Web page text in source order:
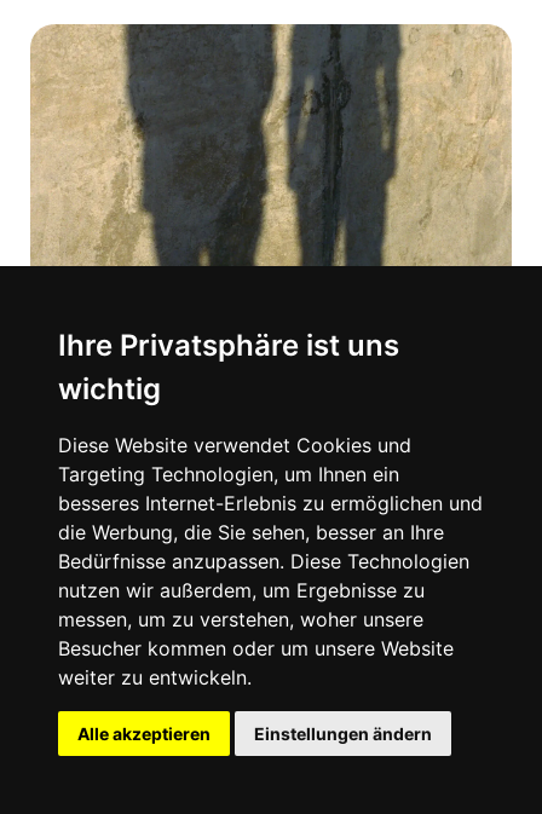
Ihre Privatsphäre ist uns
wichtig
Diese Website verwendet Cookies und
Targeting Technologien, um Ihnen ein
besseres Internet-Erlebnis zu ermöglichen und
die Werbung, die Sie sehen, besser an Ihre
Bedürfnisse anzupassen. Diese Technologien
nutzen wir außerdem, um Ergebnisse zu
messen, um zu verstehen, woher unsere
Besucher kommen oder um unsere Website
weiter zu entwickeln.
Alle akzeptieren Einstellungen ändern
"Old Meets Knu" - Tony Alva &
Breana Geering
View all posts